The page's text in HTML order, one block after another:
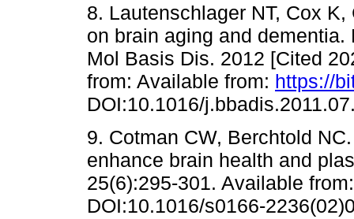
8. Lautenschlager NT, Cox
on brain aging and
Mol Basis Dis. 2012 [Cited
from: Available from: https://
DOI:10.1016/
9. Cotman CW, Berchtold
enhance brain health and
25(6):295-301. Available
DOI:10.1016/s0166-